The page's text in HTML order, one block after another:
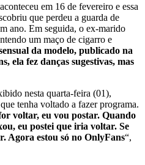
em 16 de fevereiro e essa
que perdeu a guarda de
ano. Em seguida, o ex-marido
um maço de cigarro e
da modelo, publicado na
ela fez danças sugestivas, mas
nesta quarta-feira (01),
tenha voltado a fazer programa.
voltar, eu vou postar. Quando
eu postei que iria voltar. Se
Agora estou só no OnlyFans“,